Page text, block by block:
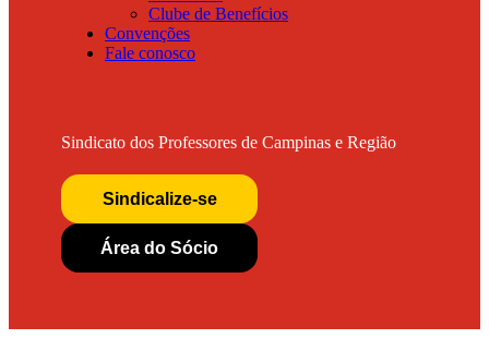
Clube de Benefícios
Convenções
Fale conosco
Sindicato dos Professores de Campinas e Região
Sindicalize-se
Área do Sócio